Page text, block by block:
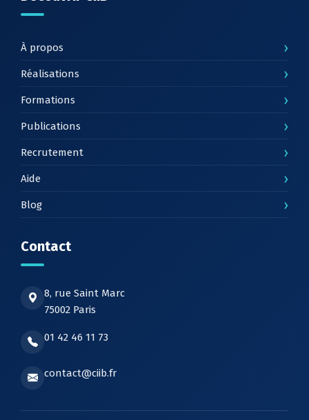
À propos ›
Réalisations ›
Formations ›
Publications ›
Recrutement ›
Aide ›
Blog ›
Contact
8, rue Saint Marc
75002 Paris
01 42 46 11 73
contact@ciib.fr